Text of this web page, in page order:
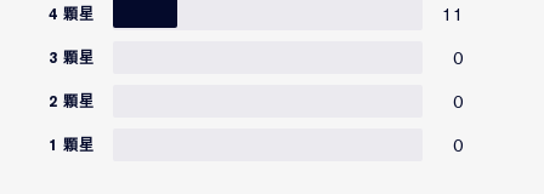
4 顆星 11
3 顆星 0
2 顆星 0
1 顆星 0